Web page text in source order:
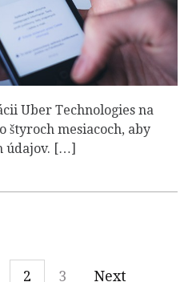
Uber Technologies na
štyroch mesiacoch, aby
údajov. […]
2 3 Next